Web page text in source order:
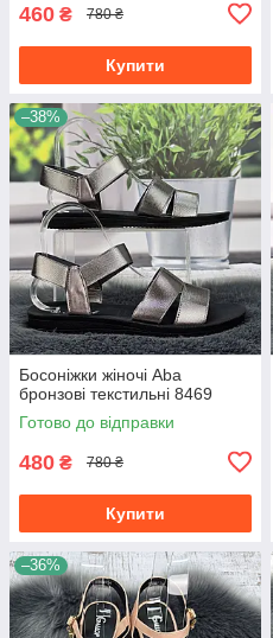
460 ₴ 780 ₴
Купити
–38%
Босоніжки жіночі Aba
бронзові текстильні 8469
Готово до відправки
480 ₴ 780 ₴
Купити
–36%